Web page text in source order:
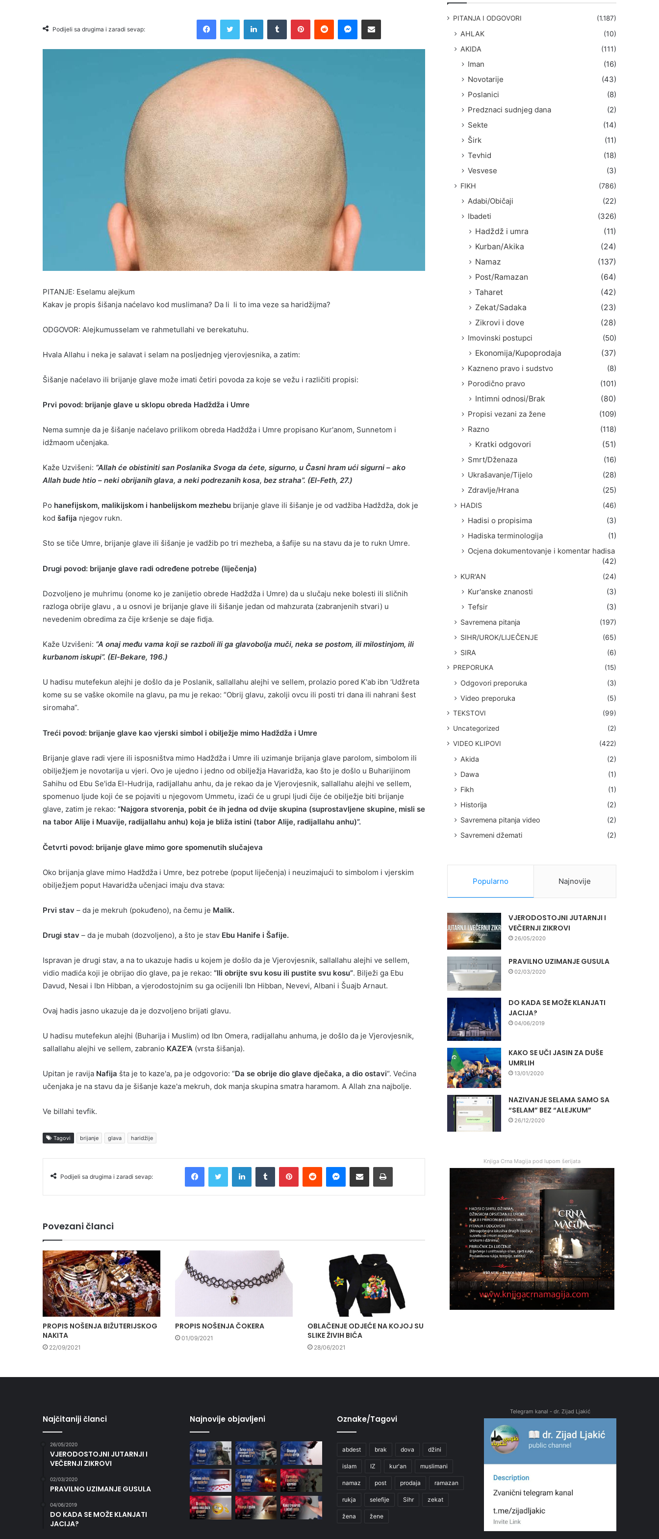
Podijeli sa drugima i zaradi sevap:
PITANJE: Eselamu alejkum
Kakav je propis šišanja naćelavo kod muslimana? Da li li to ima veze sa haridžijma?
ODGOVOR: Alejkumusselam ve rahmetullahi ve berekatuhu.
Hvala Allahu i neka je salavat i selam na posljednjeg vjerovjesnika, a zatim:
Šišanje naćelavo ili brijanje glave može imati četiri povoda za koje se vežu i različiti propisi:
Prvi povod: brijanje glave u sklopu obreda Hadždža i Umre
Nema sumnje da je šišanje naćelavo prilikom obreda Hadždža i Umre propisano Kur'anom, Sunnetom i
idžmaom učenjaka.
Kaže Uzvišeni: “Allah će obistiniti san Poslanika Svoga da ćete, sigurno, u Časni hram ući sigurni – ako
Allah bude htio – neki obrijanih glava, a neki podrezanih kosa, bez straha”. (El-Feth, 27.)
Po hanefijskom, malikijskom i hanbelijskom mezhebu brijanje glave ili šišanje je od vadžiba Hadždža, dok je
kod šafija njegov rukn.
Sto se tiče Umre, brijanje glave ili šišanje je vadžib po tri mezheba, a šafije su na stavu da je to rukn Umre.
Drugi povod: brijanje glave radi određene potrebe (liječenja)
Dozvoljeno je muhrimu (onome ko je zanijetio obrede Hadždža i Umre) da u slučaju neke bolesti ili sličnih
razloga obrije glavu , a u osnovi je brijanje glave ili šišanje jedan od mahzurata (zabranjenih stvari) u
nevedenim obredima za čije kršenje se daje fidja.
Kaže Uzvišeni: “A onaj među vama koji se razboli ili ga glavobolja muči, neka se postom, ili milostinjom, ili
kurbanom iskupi”. (El-Bekare, 196.)
U hadisu mutefekun alejhi je došlo da je Poslanik, sallallahu alejhi ve sellem, prolazio pored K'ab ibn ‘Udžreta
kome su se vaške okomile na glavu, pa mu je rekao: “Obrij glavu, zakolji ovcu ili posti tri dana ili nahrani šest
siromaha”.
Treći povod: brijanje glave kao vjerski simbol i obilježje mimo Hadždža i Umre
Brijanje glave radi vjere ili isposništva mimo Hadždža i Umre ili uzimanje brijanja glave parolom, simbolom ili
obilježjem je novotarija u vjeri. Ovo je ujedno i jedno od obilježja Havaridža, kao što je došlo u Buharijinom
Sahihu od Ebu Se'ida El-Hudrija, radijallahu anhu, da je rekao da je Vjerovjesnik, sallallahu alejhi ve sellem,
spomenuo ljude koji će se pojaviti u njegovom Ummetu, izaći će u grupi ljudi čije će obilježje biti brijanje
glave, zatim je rekao: “Najgora stvorenja, pobit će ih jedna od dvije skupina (suprostavljene skupine, misli se
na tabor Alije i Muavije, radijallahu anhu) koja je bliža istini (tabor Alije, radijallahu anhu)”.
Četvrti povod: brijanje glave mimo gore spomenutih slučajeva
Oko brijanja glave mimo Hadždža i Umre, bez potrebe (poput liječenja) i neuzimajući to simbolom i vjerskim
obilježjem poput Havaridža učenjaci imaju dva stava:
Prvi stav – da je mekruh (pokuđeno), na čemu je Malik.
Drugi stav – da je mubah (dozvoljeno), a što je stav Ebu Hanife i Šafije.
Ispravan je drugi stav, a na to ukazuje hadis u kojem je došlo da je Vjerovjesnik, sallallahu alejhi ve sellem,
vidio madića koji je obrijao dio glave, pa je rekao: “Ili obrijte svu kosu ili pustite svu kosu”. Bilježi ga Ebu
Davud, Nesai i Ibn Hibban, a vjerodostojnim su ga ocijenili Ibn Hibban, Nevevi, Albani i Šuajb Arnaut.
Ovaj hadis jasno ukazuje da je dozvoljeno brijati glavu.
U hadisu mutefekun alejhi (Buharija i Muslim) od Ibn Omera, radijallahu anhuma, je došlo da je Vjerovjesnik,
sallallahu alejhi ve sellem, zabranio KAZE'A (vrsta šišanja).
Upitan je ravija Nafija šta je to kaze'a, pa je odgovorio: “Da se obrije dio glave dječaka, a dio ostavi“. Većina
učenjaka je na stavu da je šišanje kaze'a mekruh, dok manja skupina smatra haramom. A Allah zna najbolje.
Ve billahi tevfik.
Tagovi brijanje glava haridžije
Podijeli sa drugima i zaradi sevap:
Povezani članci
PROPIS NOŠENJA BIŽUTERIJSKOG
NAKITA
22/09/2021
PROPIS NOŠENJA ČOKERA
01/09/2021
OBLAČENJE ODJEĆE NA KOJOJ SU
SLIKE ŽIVIH BIĆA
28/06/2021
PITANJA I ODGOVORI (1.187)
AHLAK
(10)
AKIDA
(111)
Iman
(16)
Novotarije
(43)
Poslanici
(8)
Predznaci sudnjeg dana
(2)
Sekte
(14)
Širk
(11)
Tevhid
(18)
Vesvese
(3)
FIKH (786)
Adabi/Običaji
(22)
Ibadeti
(326)
Hadždž i umra
(11)
Kurban/Akika
(24)
Namaz
(137)
Post/Ramazan
(64)
Taharet
(42)
Zekat/Sadaka
(23)
Zikrovi i dove
(28)
Imovinski postupci
(50)
Ekonomija/Kupoprodaja
(37)
Kazneno pravo i sudstvo
(8)
Porodično pravo
(101)
Intimni odnosi/Brak
(80)
Propisi vezani za žene
(109)
Razno
(118)
Kratki odgovori
(51)
Smrt/Dženaza
(16)
Ukrašavanje/Tijelo
(28)
Zdravlje/Hrana
(25)
HADIS (46)
Hadisi o propisima
(3)
Hadiska terminologija
(1)
Ocjena dokumentovanje i komentar hadisa
(42)
KUR'AN (24)
Kur'anske znanosti
(3)
Tefsir
(3)
Savremena pitanja
(197)
SIHR/UROK/LIJEČENJE
(65)
SIRA
(6)
PREPORUKA (15)
Odgovori preporuka
(3)
Video preporuka
(5)
TEKSTOVI
(99)
Uncategorized
(2)
VIDEO KLIPOVI
(422)
Akida
(2)
Dawa
(1)
Fikh
(1)
Historija
(2)
Savremena pitanja video
(2)
Savremeni džemati
(2)
Popularno Najnovije
VJERODOSTOJNI JUTARNJI I
VEČERNJI ZIKROVI
26/05/2020
PRAVILNO UZIMANJE GUSULA
02/03/2020
DO KADA SE MOŽE KLANJATI
JACIJA?
04/06/2019
KAKO SE UČI JASIN ZA DUŠE
UMRLIH
13/01/2020
NAZIVANJE SELAMA SAMO SA
“SELAM” BEZ “ALEJKUM”
26/12/2020
Knjiga Crna Magija pod lupom šerijata
Najčitaniji članci
26/05/2020
VJERODOSTOJNI JUTARNJI I
VEČERNJI ZIKROVI
02/03/2020
PRAVILNO UZIMANJE GUSULA
04/06/2019
DO KADA SE MOŽE KLANJATI
JACIJA?
Najnovije objavljeni Oznake/Tagovi
abdest brak dova džini
islam IZ kur'an muslimani
namaz post prodaja ramazan
rukja selefije Sihr zekat
žena žene
Telegram kanal - dr. Zijad Ljakić